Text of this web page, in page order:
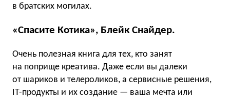
в братских могилах.
«Спасите Котика», Блейк Снайдер.
Очень полезная книга для тех, кто занят
на поприще креатива. Даже если вы далеки
от шариков и телероликов, а сервисные решения,
IT-продукты и их создание — ваша мечта или